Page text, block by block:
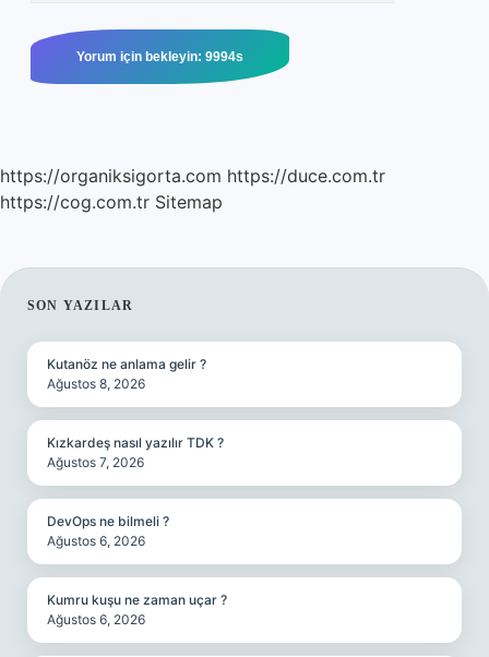
https://organiksigorta.com https://duce.com.tr
https://cog.com.tr Sitemap
SIDEBAR
SON YAZILAR
Kutanöz ne anlama gelir ?
Ağustos 8, 2026
Kızkardeş nasıl yazılır TDK ?
Ağustos 7, 2026
DevOps ne bilmeli ?
Ağustos 6, 2026
Kumru kuşu ne zaman uçar ?
Ağustos 6, 2026